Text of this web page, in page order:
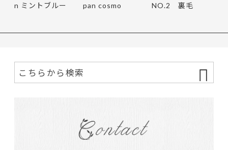
n ミントブルー
pan cosmo
NO.2 裏毛